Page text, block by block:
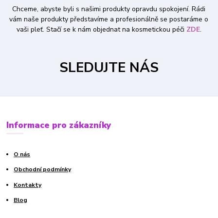
Chceme, abyste byli s našimi produkty opravdu spokojení. Rádi
vám naše produkty představíme a profesionálně se postaráme o
vaši pleť. Stačí se k nám objednat na kosmetickou péči ZDE.
SLEDUJTE NÁS
Informace pro zákazníky
O nás
Obchodní podmínky
Kontakty
Blog